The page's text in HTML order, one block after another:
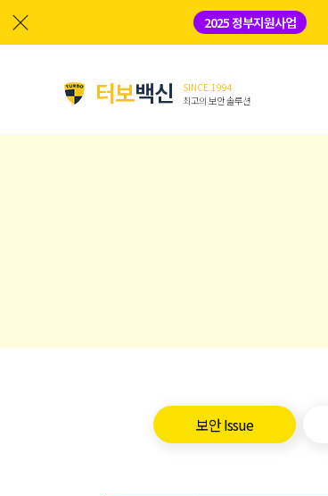
2025 정부지원사업
터보백신
SINCE 1994
최고의 보안 솔루션
보안 Issue